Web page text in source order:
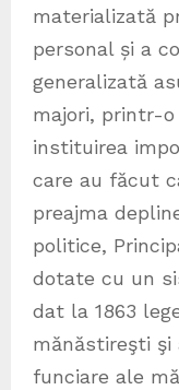
materializată
personal și a
generalizată
majori, printr-
instituirea
care au făcut
preajma
politice,
dotate cu un
dat la 1863
mănăstireşti
funciare ale